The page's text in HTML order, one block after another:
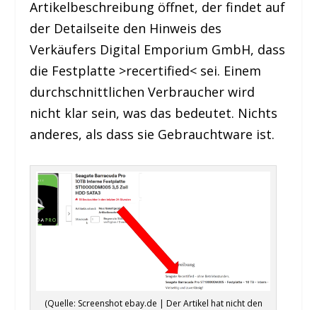
Artikelbeschreibung öffnet, der findet auf
der Detailseite den Hinweis des
Verkäufers Digital Emporium GmbH, dass
die Festplatte >recertified< sei. Einem
durchschnittlichen Verbraucher wird
nicht klar sein, was das bedeutet. Nichts
anderes, als dass sie Gebrauchtware ist.
(Quelle: Screenshot ebay.de | Der Artikel hat nicht den